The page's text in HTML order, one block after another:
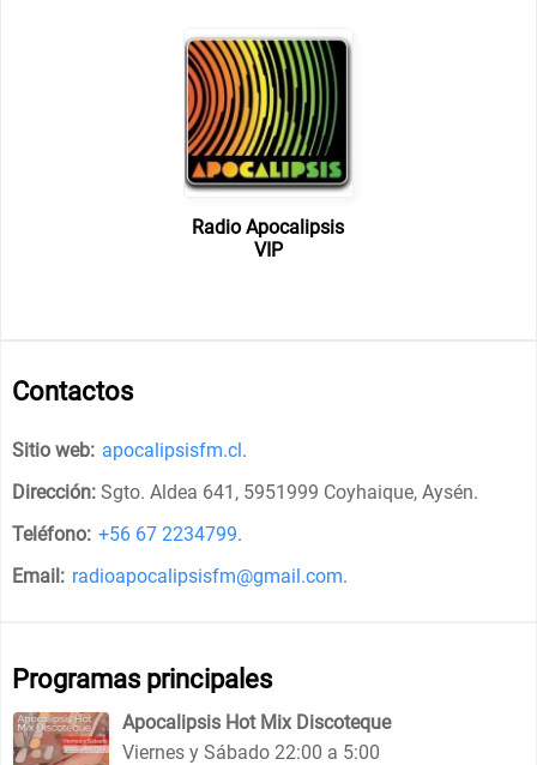
Radio Apocalipsis
VIP
Contactos
Sitio web: apocalipsisfm.cl.
Dirección: Sgto. Aldea 641, 5951999 Coyhaique, Aysén.
Teléfono: +56 67 2234799.
Email: radioapocalipsisfm@gmail.com.
Programas principales
Apocalipsis Hot Mix Discoteque
Viernes y Sábado 22:00 a 5:00